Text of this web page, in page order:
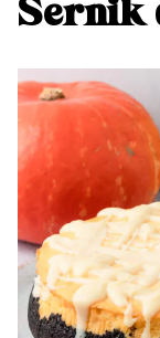
Sernik